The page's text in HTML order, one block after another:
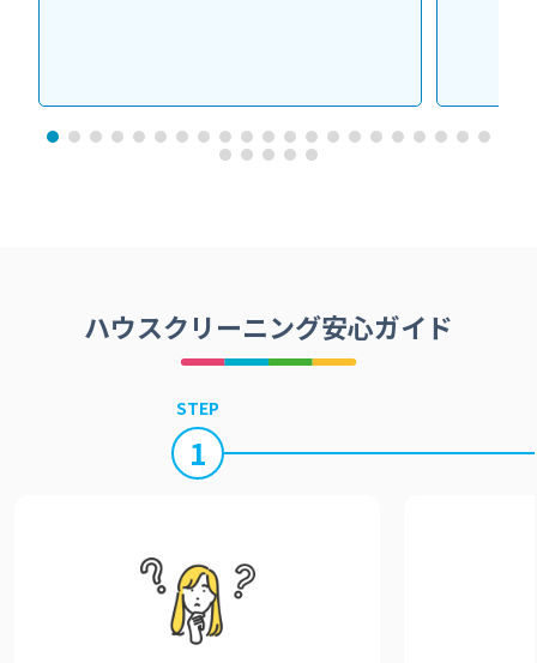
ハウスクリーニング安心ガイド
STEP
1